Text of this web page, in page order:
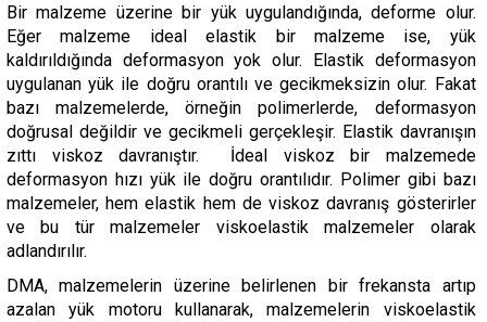
Bir malzeme üzerine bir yük uygulandığında, deforme olur.
Eğer malzeme ideal elastik bir malzeme ise, yük
kaldırıldığında deformasyon yok olur. Elastik deformasyon
uygulanan yük ile doğru orantılı ve gecikmeksizin olur. Fakat
bazı malzemelerde, örneğin polimerlerde, deformasyon
doğrusal değildir ve gecikmeli gerçekleşir. Elastik davranışın
zıttı viskoz davranıştır. İdeal viskoz bir malzemede
deformasyon hızı yük ile doğru orantılıdır. Polimer gibi bazı
malzemeler, hem elastik hem de viskoz davranış gösterirler
ve bu tür malzemeler viskoelastik malzemeler olarak
adlandırılır.
DMA, malzemelerin üzerine belirlenen bir frekansta artıp
azalan yük motoru kullanarak, malzemelerin viskoelastik